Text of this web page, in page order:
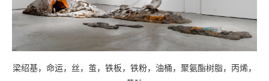
梁绍基，命运，丝，茧，铁板，铁粉，油桶，聚氨酯树脂，丙烯，